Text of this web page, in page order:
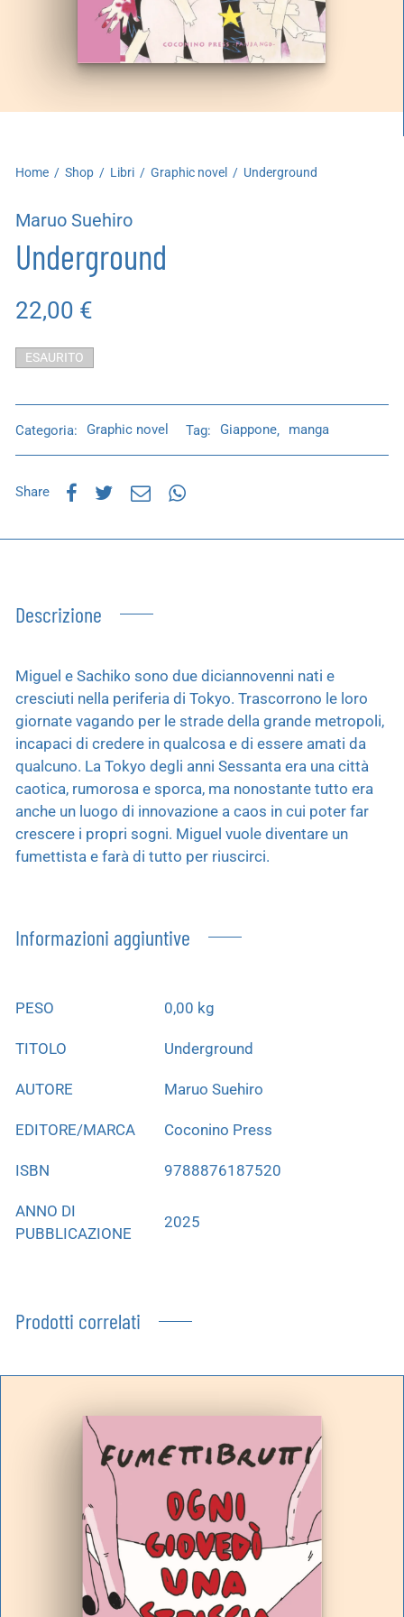
Home / Shop / Libri / Graphic novel / Underground
Maruo Suehiro
Underground
22,00 €
ESAURITO
Categoria: Graphic novel Tag: Giappone, manga
Share
Descrizione
Miguel e Sachiko sono due diciannovenni nati e
cresciuti nella periferia di Tokyo. Trascorrono le loro
giornate vagando per le strade della grande metropoli,
incapaci di credere in qualcosa e di essere amati da
qualcuno. La Tokyo degli anni Sessanta era una città
caotica, rumorosa e sporca, ma nonostante tutto era
anche un luogo di innovazione a caos in cui poter far
crescere i propri sogni. Miguel vuole diventare un
fumettista e farà di tutto per riuscirci.
Informazioni aggiuntive
PESO 0,00 kg
TITOLO Underground
AUTORE Maruo Suehiro
EDITORE/MARCA Coconino Press
ISBN 9788876187520
ANNO DI
PUBBLICAZIONE
2025
Prodotti correlati